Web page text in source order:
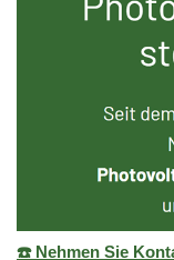
☎️ Nehmen Sie